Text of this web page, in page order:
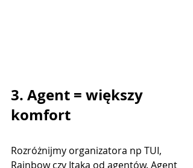
3. Agent = większy
komfort
Rozróżnijmy organizatora np TUI,
Rainbow czy Itaka od agentów. Agent